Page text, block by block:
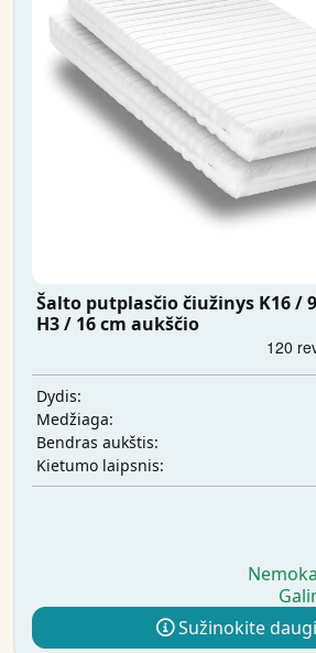
Šalto putplasčio čiužinys K16 /
H3 / 16 cm aukščio
Dydis:
Medžiaga:
Bendras aukštis:
Kietumo laipsnis:
Sužinokite